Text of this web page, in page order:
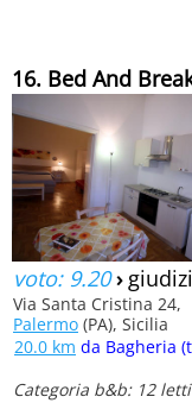
16. Bed And
voto: 9.20›
Via Santa Cristina 24,
Palermo (PA), Sicilia
20.0 km da Bagheria
Categoria b&b: 12 letti